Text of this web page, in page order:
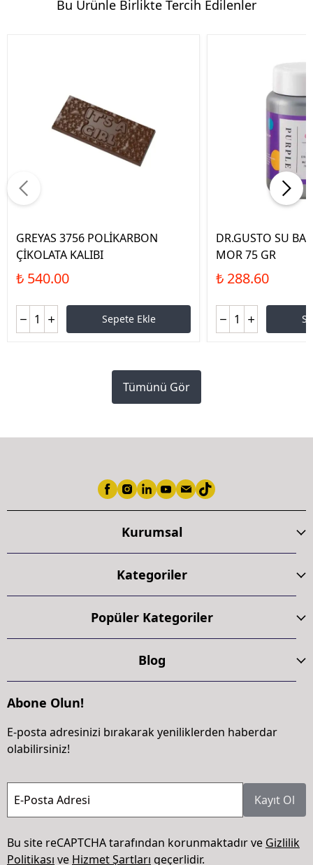
Bu Ürünle Birlikte Tercih Edilenler
GREYAS 3756 POLİKARBON
ÇİKOLATA KALIBI
₺ 540.00
Sepete Ekle
DR.GUSTO SU
MOR 75 GR
₺ 288.60
Tümünü Gör
Kurumsal
Kategoriler
Popüler Kategoriler
Blog
Abone Olun!
E-posta adresinizi bırakarak yeniliklerden haberdar
olabilirsiniz!
E-Posta Adresi Kayıt Ol
Bu site reCAPTCHA tarafından korunmaktadır ve Gizlilik
Politikası ve Hizmet Şartları geçerlidir.